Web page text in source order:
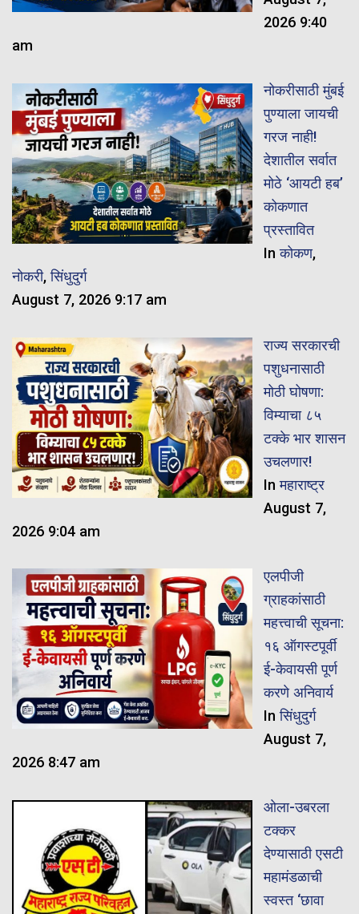
2026 9:40
am
नोकरीसाठी मुंबई
पुण्याला जायची
गरज नाही!
देशातील सर्वात
मोठे ‘आयटी हब’
कोकणात
प्रस्तावित
Inकोकण,
नोकरी,सिंधुदुर्ग
August 7, 2026 9:17 am
राज्य सरकारची
पशुधनासाठी
मोठी घोषणा:
विम्याचा ८५
टक्के भार शासन
उचलणार!
Inमहाराष्ट्र
August 7,
2026 9:04 am
एलपीजी
ग्राहकांसाठी
महत्त्वाची सूचना:
१६ ऑगस्टपूर्वी
ई-केवायसी पूर्ण
करणे अनिवार्य
Inसिंधुदुर्ग
August 7,
2026 8:47 am
ओला-उबरला
टक्कर
देण्यासाठी एसटी
महामंडळाची
स्वस्त ‘छावा